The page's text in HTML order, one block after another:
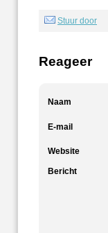
Stuur door
Reageer
Naam
E-mail
Website
Bericht